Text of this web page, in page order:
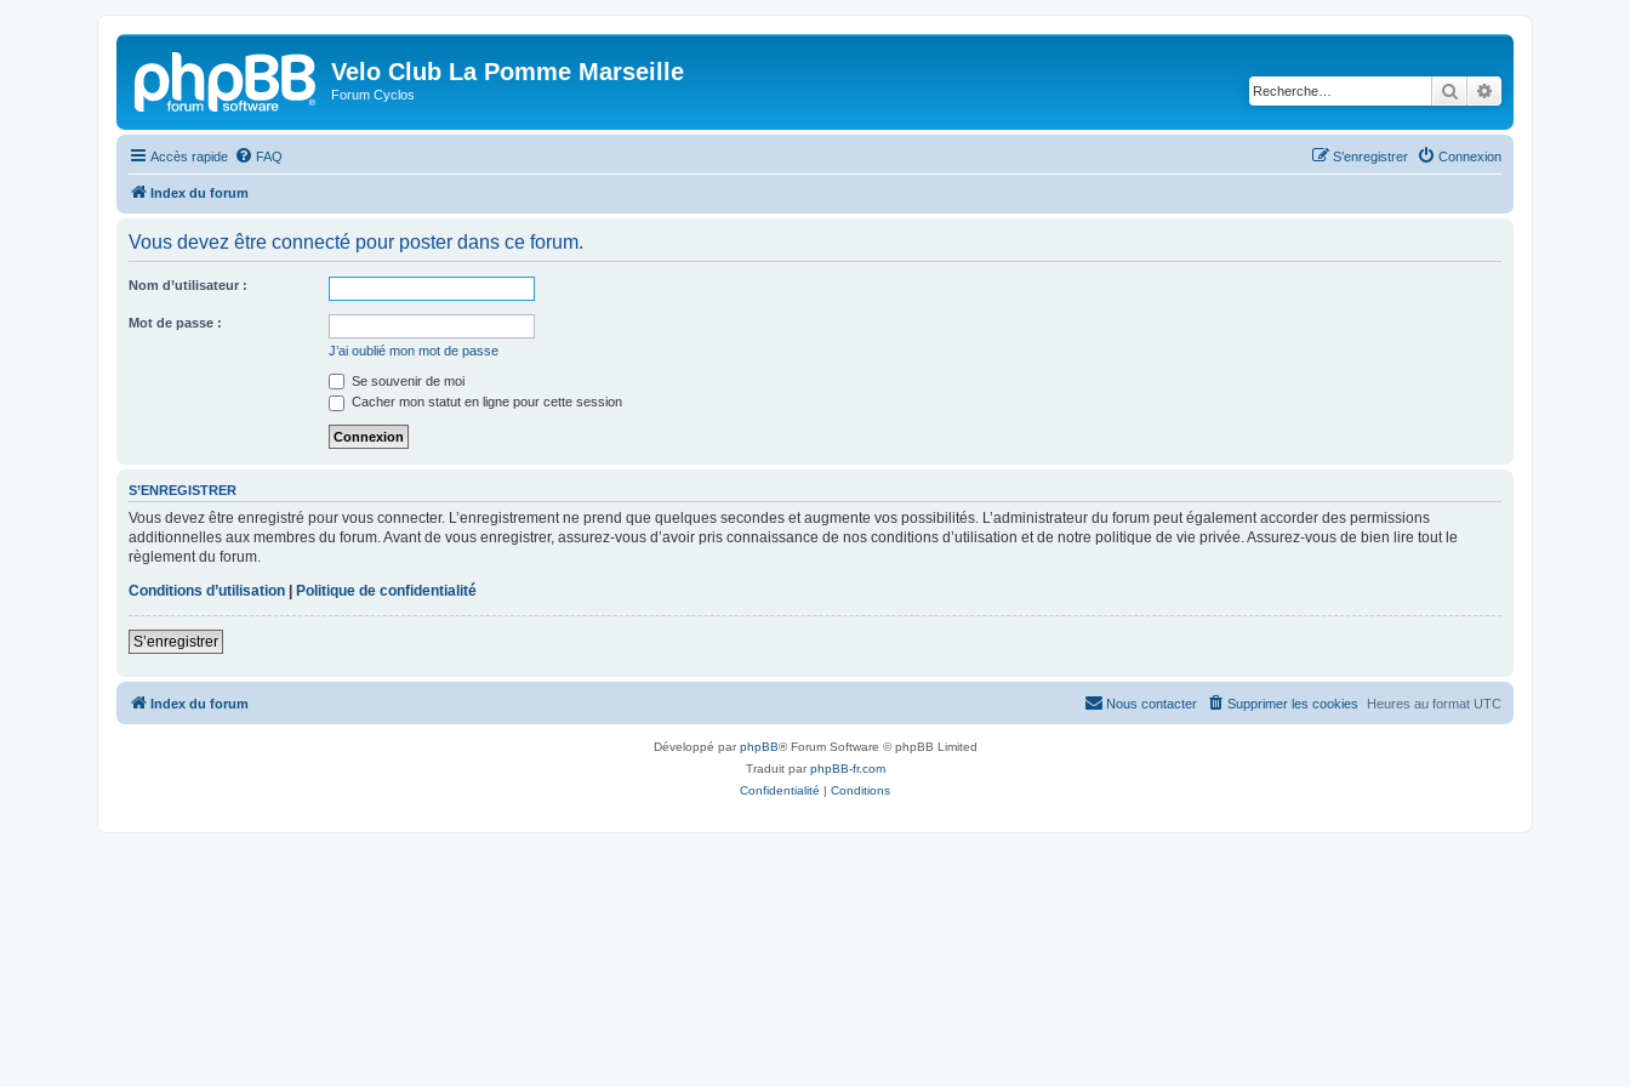
Velo Club La Pomme Marseille
Forum Cyclos Rechercher
Accès rapide FAQ Connexion
S’enregistrer
Index du forum
Vous devez être connecté pour poster dans ce forum.
Nom d’utilisateur :
Mot de passe :
J’ai oublié mon mot de passe
Se souvenir de moi
Cacher mon statut en ligne pour cette session
S’ENREGISTRER
Vous devez être enregistré pour vous connecter. L’enregistrement ne prend que quelques secondes et augmente vos possibilités. L’administrateur du forum peut également accorder des permissions
additionnelles aux membres du forum. Avant de vous enregistrer, assurez-vous d’avoir pris connaissance de nos conditions d’utilisation et de notre politique de vie privée. Assurez-vous de bien lire tout le
règlement du forum.
Conditions d’utilisation
Politique de confidentialité
S’enregistrer
Index du forum Heures au format UTC
Supprimer les cookies
Nous contacter
Développé parphpBB® Forum Software © phpBB Limited
Traduit parphpBB-fr.com
Confidentialité | Conditions